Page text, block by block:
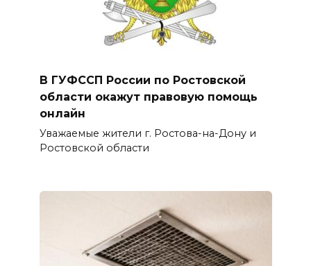
В ГУФССП России по Ростовской
области окажут правовую помощь
онлайн
Уважаемые жители г. Ростова-на-Дону и
Ростовской области